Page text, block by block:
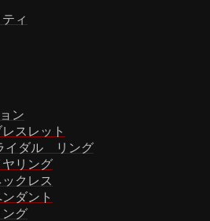
ィ
ン
スレット
イダル リング
リング
クレス
ダント
グ